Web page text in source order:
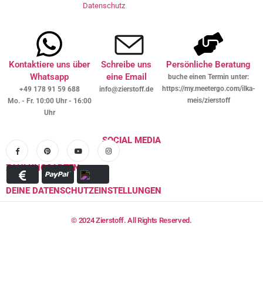
Datenschutz
Kontaktiere uns über
Whatsapp
+49 178 91 59 688
Mo. - Fr. 10:00 Uhr - 16:00
Uhr
Schreibe uns
eine Email
info@zierstoff.de
Persönliche Beratung
buche einen Termin unter:
https://my.meetergo.com/ilka-
meis/zierstoff
SOCIAL MEDIA
ZAHLUNGSARTEN
DEINE DATENSCHUTZEINSTELLUNGEN
© 2024 Zierstoff. All Rights Reserved.